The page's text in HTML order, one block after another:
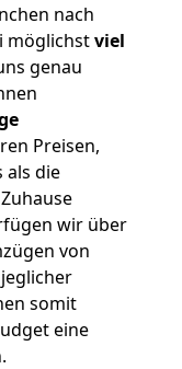
nach
möglichstviel
genau
Preisen,
als die
wir über
von
somit
eine